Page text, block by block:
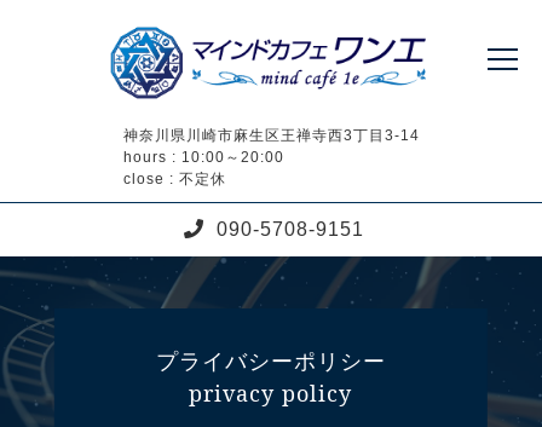
神奈川県川崎市麻生区王禅寺西3丁目3-14
hours : 10:00～20:00
close : 不定休
090-5708-9151
プライバシーポリシー
privacy policy